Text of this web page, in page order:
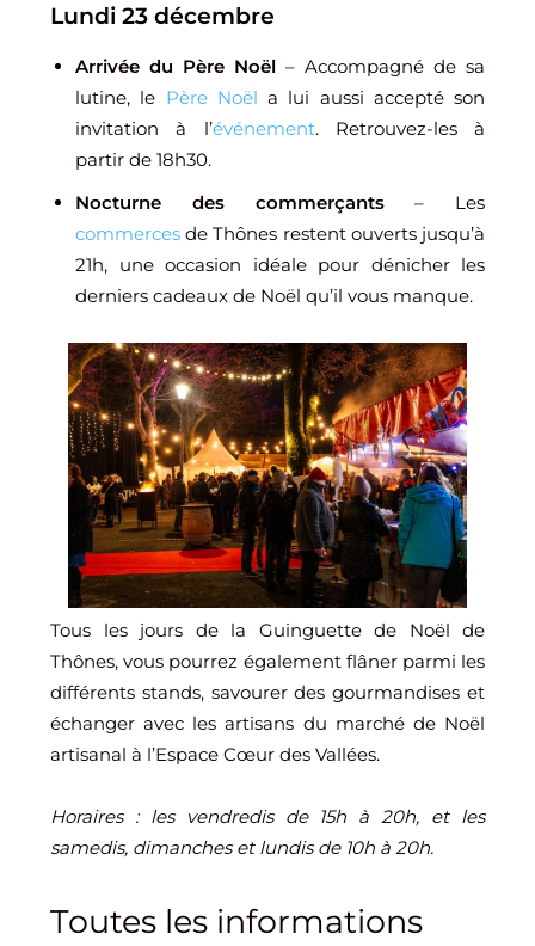
Lundi 23 décembre
Arrivée du Père Noël – Accompagné de sa
lutine, le Père Noël a lui aussi accepté son
invitation à l’événement. Retrouvez-les à
partir de 18h30.
Nocturne des commerçants– Les
commerces de Thônes restent ouverts jusqu’à
21h, une occasion idéale pour dénicher les
derniers cadeaux de Noël qu’il vous manque.
Tous les jours de la Guinguette de Noël de
Thônes, vous pourrez également flâner parmi les
différents stands, savourer des gourmandises et
échanger avec les artisans du marché de Noël
artisanal à l’Espace Cœur des Vallées.
Horaires : les vendredis de 15h à 20h, et les
samedis, dimanches et lundis de 10h à 20h.
Toutes les informations